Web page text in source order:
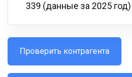
339 (данные за 2025 год)
Проверить контрагента